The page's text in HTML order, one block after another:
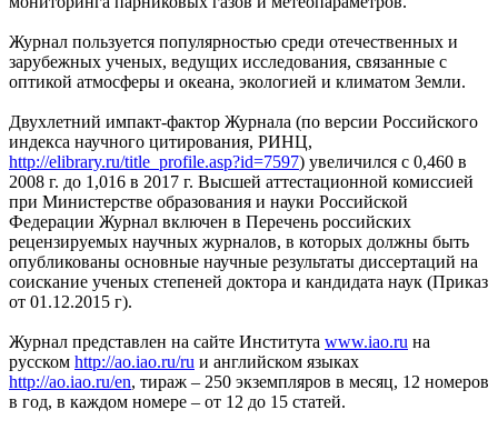
Журнал пользуется популярностью среди отечественных и
зарубежных ученых, ведущих исследования, связанные с
оптикой атмосферы и океана, экологией и климатом Земли.
Двухлетний импакт-фактор Журнала (по версии Российского
индекса научного цитирования, РИНЦ,
http://elibrary.ru/title_profile.asp?id=7597) увеличился с 0,460 в
2008 г. до 1,016 в 2017 г. Высшей аттестационной комиссией
при Министерстве образования и науки Российской
Федерации Журнал включен в Перечень российских
рецензируемых научных журналов, в которых должны быть
опубликованы основные научные результаты диссертаций на
соискание ученых степеней доктора и кандидата наук (Приказ
от 01.12.2015 г).
Журнал представлен на сайте Института www.iao.ru на
русском http://ao.iao.ru/ru и английском языках
http://ao.iao.ru/en, тираж – 250 экземпляров в месяц, 12 номеров
в год, в каждом номере – от 12 до 15 статей.